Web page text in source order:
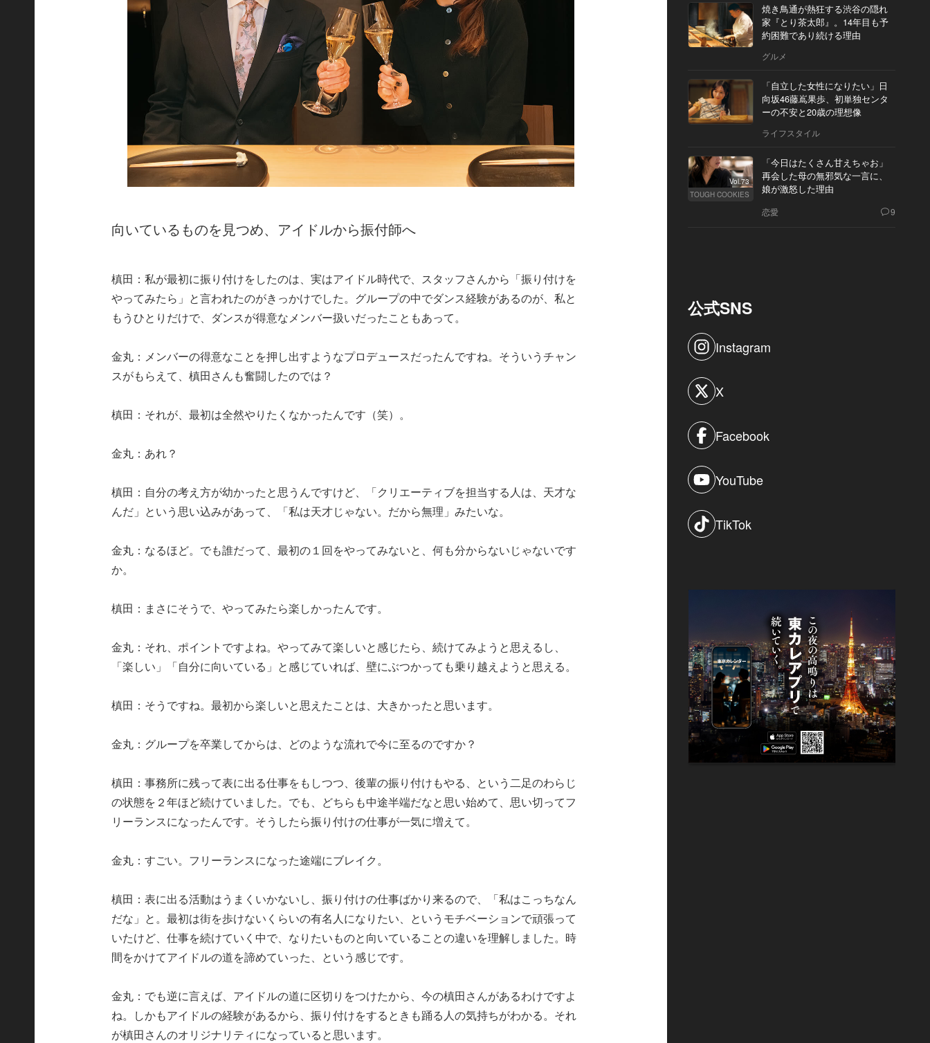
向いているものを見つめ、アイドルから振付師へ
槙田：私が最初に振り付けをしたのは、実はアイドル時代で、スタッフさんから「振り付けを
やってみたら」と言われたのがきっかけでした。グループの中でダンス経験があるのが、私と
もうひとりだけで、ダンスが得意なメンバー扱いだったこともあって。
金丸：メンバーの得意なことを押し出すようなプロデュースだったんですね。そういうチャン
スがもらえて、槙田さんも奮闘したのでは？
槙田：それが、最初は全然やりたくなかったんです（笑）。
金丸：あれ？
槙田：自分の考え方が幼かったと思うんですけど、「クリエーティブを担当する人は、天才な
んだ」という思い込みがあって、「私は天才じゃない。だから無理」みたいな。
金丸：なるほど。でも誰だって、最初の１回をやってみないと、何も分からないじゃないです
か。
槙田：まさにそうで、やってみたら楽しかったんです。
金丸：それ、ポイントですよね。やってみて楽しいと感じたら、続けてみようと思えるし、
「楽しい」「自分に向いている」と感じていれば、壁にぶつかっても乗り越えようと思える。
槙田：そうですね。最初から楽しいと思えたことは、大きかったと思います。
金丸：グループを卒業してからは、どのような流れで今に至るのですか？
槙田：事務所に残って表に出る仕事をもしつつ、後輩の振り付けもやる、という二足のわらじ
の状態を２年ほど続けていました。でも、どちらも中途半端だなと思い始めて、思い切ってフ
リーランスになったんです。そうしたら振り付けの仕事が一気に増えて。
金丸：すごい。フリーランスになった途端にブレイク。
槙田：表に出る活動はうまくいかないし、振り付けの仕事ばかり来るので、「私はこっちなん
だな」と。最初は街を歩けないくらいの有名人になりたい、というモチベーションで頑張って
いたけど、仕事を続けていく中で、なりたいものと向いていることの違いを理解しました。時
間をかけてアイドルの道を諦めていった、という感じです。
金丸：でも逆に言えば、アイドルの道に区切りをつけたから、今の槙田さんがあるわけですよ
ね。しかもアイドルの経験があるから、振り付けをするときも踊る人の気持ちがわかる。それ
が槙田さんのオリジナリティになっていると思います。
焼き鳥通が熱狂する渋谷の隠れ
家『とり茶太郎』。14年目も予
約困難であり続ける理由
グルメ
「自立した女性になりたい」日
向坂46藤嶌果歩、初単独センタ
ーの不安と20歳の理想像
ライフスタイル
Vol.73
TOUGH COOKIES
「今日はたくさん甘えちゃお」
再会した母の無邪気な一言に、
娘が激怒した理由
恋愛 9
公式SNS
Instagram
X
Facebook
YouTube
TikTok